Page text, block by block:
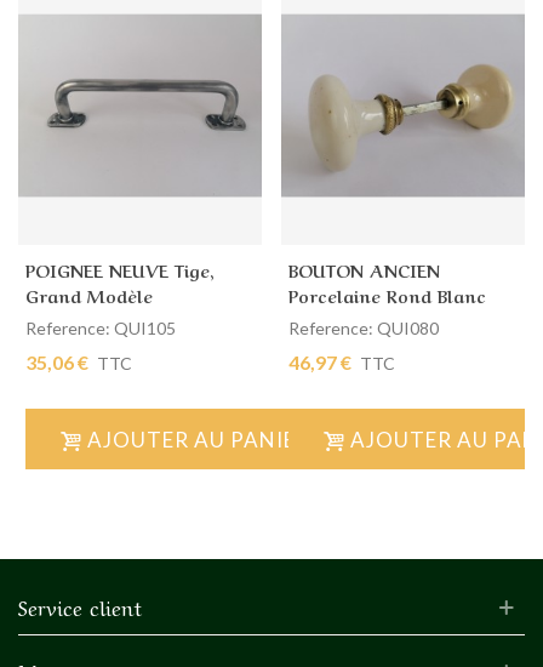
POIGNEE NEUVE Tige,
Grand Modèle
Reference: QUI105
35,06 € TTC
AJOUTER AU PANIER
BOUTON ANCIEN
Porcelaine Rond Blanc
Reference: QUI080
46,97 € TTC
AJOUTER AU
Service client